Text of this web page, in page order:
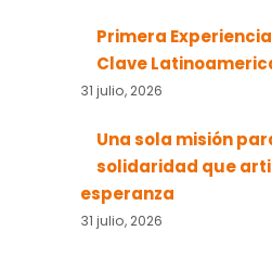
Primera
Clave
31 julio, 2026
Una sola misión
solidaridad que
esperanza
31 julio, 2026